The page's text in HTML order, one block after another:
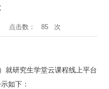
点击数： 85 次
就研究生学堂云课程线上平台
如下：